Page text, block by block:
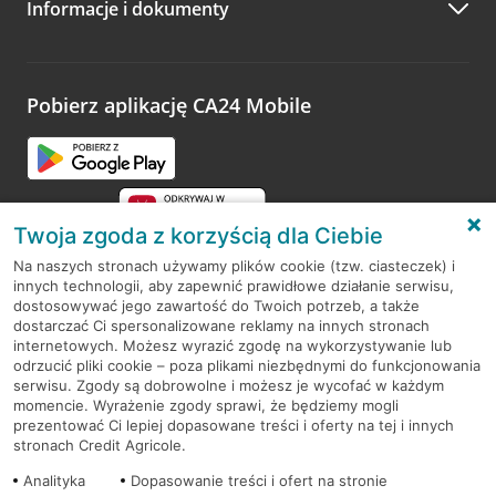
Zachęcamy do podzielenia się z nami opinią o wizycie.
opinie.
Informacje i dokumenty
Pobierz aplikację CA24 Mobile
RODO
Regulamin serwisu
Mapa serwisu
PolitykaCookies
Twoja zgoda z korzyścią dla Ciebie
Na naszych stronach używamy plików cookie (tzw. ciasteczek) i
innych technologii, aby zapewnić prawidłowe działanie serwisu,
dostosowywać jego zawartość do Twoich potrzeb, a także
dostarczać Ci spersonalizowane reklamy na innych stronach
internetowych. Możesz wyrazić zgodę na wykorzystywanie lub
odrzucić pliki cookie – poza plikami niezbędnymi do funkcjonowania
serwisu. Zgody są dobrowolne i możesz je wycofać w każdym
momencie. Wyrażenie zgody sprawi, że będziemy mogli
prezentować Ci lepiej dopasowane treści i oferty na tej i innych
stronach Credit Agricole.
Analityka
Dopasowanie treści i ofert na stronie